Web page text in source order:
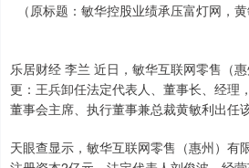
（原标题：敏华控股业绩承压富灯网，
乐居财经 李兰 近日，敏华互联网零售（
更：王兵卸任法定代表人、董事长、经理
董事会主席、执行董事兼总裁黄敏利出任
天眼查显示，敏华互联网零售（惠州）有